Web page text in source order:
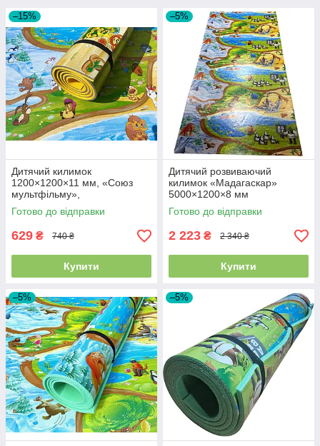
–15%
Дитячий килимок
1200×1200×11 мм, «Союз
мультфільму»,
теплоізоляційний,
розвивальний, ігровий
килимок.
Готово до відправки
629 ₴ 740 ₴
Купити
–5%
Дитячий розвиваючий
килимок «Мадагаскар»
5000×1200×8 мм
Готово до відправки
2 223 ₴ 2 340 ₴
Купити
–5% –5%